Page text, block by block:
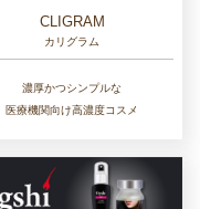
CLIGRAM
カリグラム
濃厚かつシンプルな
医療機関向け高濃度コスメ